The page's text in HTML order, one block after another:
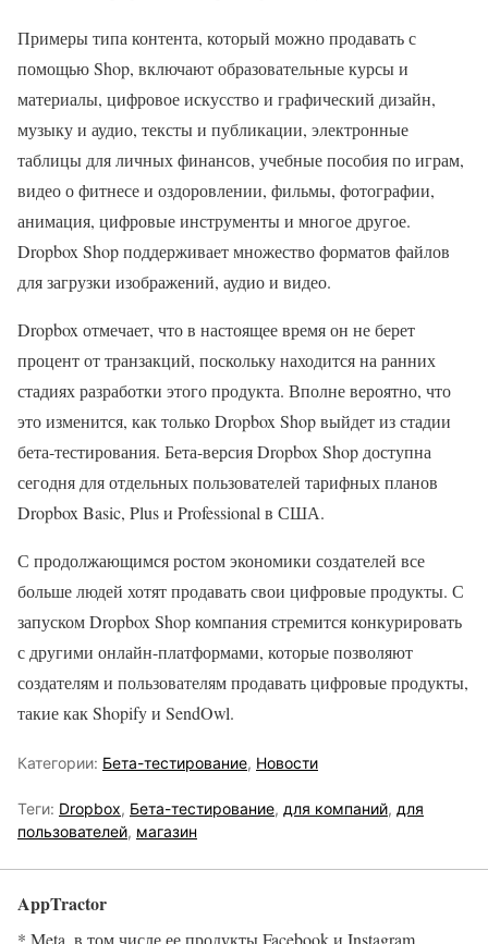
Примеры типа контента, который можно продавать с
помощью Shop, включают образовательные курсы и
материалы, цифровое искусство и графический дизайн,
музыку и аудио, тексты и публикации, электронные
таблицы для личных финансов, учебные пособия по играм,
видео о фитнесе и оздоровлении, фильмы, фотографии,
анимация, цифровые инструменты и многое другое.
Dropbox Shop поддерживает множество форматов файлов
для загрузки изображений, аудио и видео.
Dropbox отмечает, что в настоящее время он не берет
процент от транзакций, поскольку находится на ранних
стадиях разработки этого продукта. Вполне вероятно, что
это изменится, как только Dropbox Shop выйдет из стадии
бета-тестирования. Бета-версия Dropbox Shop доступна
сегодня для отдельных пользователей тарифных планов
Dropbox Basic, Plus и Professional в США.
С продолжающимся ростом экономики создателей все
больше людей хотят продавать свои цифровые продукты. С
запуском Dropbox Shop компания стремится конкурировать
с другими онлайн-платформами, которые позволяют
создателям и пользователям продавать цифровые продукты,
такие как Shopify и SendOwl.
Категории: Бета-тестирование, Новости
Теги: Dropbox, Бета-тестирование, для компаний, для
пользователей, магазин
AppTractor